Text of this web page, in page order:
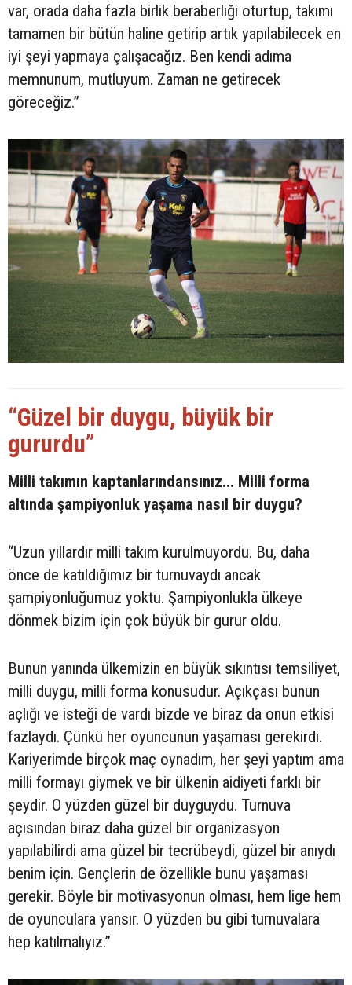
var, orada daha fazla birlik beraberliği oturtup, takımı
tamamen bir bütün haline getirip artık yapılabilecek en
iyi şeyi yapmaya çalışacağız. Ben kendi adıma
memnunum, mutluyum. Zaman ne getirecek
göreceğiz.”
“Güzel bir duygu, büyük bir
gururdu”
Milli takımın kaptanlarındansınız... Milli forma
altında şampiyonluk yaşama nasıl bir duygu?
“Uzun yıllardır milli takım kurulmuyordu. Bu, daha
önce de katıldığımız bir turnuvaydı ancak
şampiyonluğumuz yoktu. Şampiyonlukla ülkeye
dönmek bizim için çok büyük bir gurur oldu.
Bunun yanında ülkemizin en büyük sıkıntısı temsiliyet,
milli duygu, milli forma konusudur. Açıkçası bunun
açlığı ve isteği de vardı bizde ve biraz da onun etkisi
fazlaydı. Çünkü her oyuncunun yaşaması gerekirdi.
Kariyerimde birçok maç oynadım, her şeyi yaptım ama
milli formayı giymek ve bir ülkenin aidiyeti farklı bir
şeydir. O yüzden güzel bir duyguydu. Turnuva
açısından biraz daha güzel bir organizasyon
yapılabilirdi ama güzel bir tecrübeydi, güzel bir anıydı
benim için. Gençlerin de özellikle bunu yaşaması
gerekir. Böyle bir motivasyonun olması, hem lige hem
de oyunculara yansır. O yüzden bu gibi turnuvalara
hep katılmalıyız.”